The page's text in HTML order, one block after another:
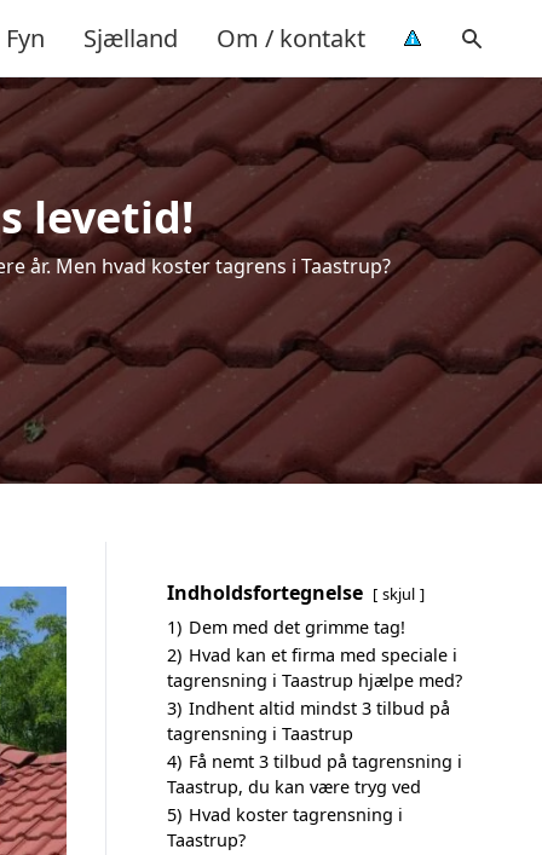
Fyn Sjælland Om / kontakt
levetid!
år. Men hvad koster tagrens i Taastrup?
Indholdsfortegnelse skjul
1) Dem med det grimme tag!
2) Hvad kan et firma med speciale i
tagrensning i Taastrup hjælpe med?
3) Indhent altid mindst 3 tilbud på
tagrensning i Taastrup
4) Få nemt 3 tilbud på tagrensning i
Taastrup, du kan være tryg ved
5) Hvad koster tagrensning i
Taastrup?